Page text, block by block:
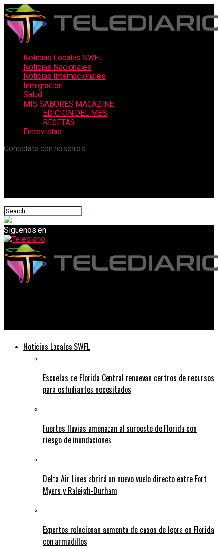
Noticias Locales SWFL
Noticias Nacionales
Noticias Internacionales
Inmigracion
Salud
MIS SABORES MAGAZINE
EDICION DEL MES
RECETAS
Entrevistas
Conéctate con nosotros
Siguenos en
Noticias Locales SWFL
Escuelas de Florida Central renuevan centros de recursos
para estudiantes necesitados
Fuertes lluvias amenazan al suroeste de Florida con
riesgo de inundaciones
Delta Air Lines abrirá un nuevo vuelo directo entre Fort
Myers y Raleigh-Durham
Expertos relacionan aumento de casos de lepra en Florida
con armadillos